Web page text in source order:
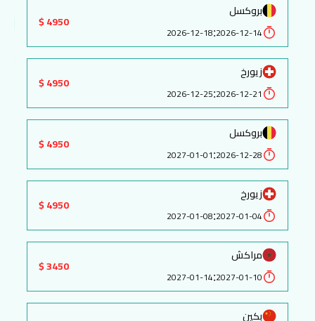
بروكسل
2026-12-14
:
2026-12-18
4950 $
زيورخ
2026-12-21
:
2026-12-25
4950 $
بروكسل
2026-12-28
:
2027-01-01
4950 $
زيورخ
2027-01-04
:
2027-01-08
4950 $
مراكش
2027-01-10
:
2027-01-14
3450 $
بكين